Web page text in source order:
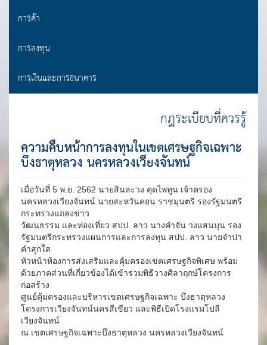
การค้า
การลงทุน
การเงินและการธนาคาร
กฎระเบียบที่ควรรู้
ความคืบหน้าการลงทุนในเขตเศรษฐกิจเฉพาะ
บึงธาตุหลวง นครหลวงเวียงจันทน์
เมื่อวันที่ 5 พ.ย. 2562 นายสินละวง คุดไพทูน เจ้าครอง
นครหลวงเวียงจันทน์ นายสะหวันคอน ราชมุนตรี รองรัฐมนตรี
กระทรวงแถลงข่าว
วัฒนธรรม และท่องเที่ยว สปป. ลาว นางคำจัน วงแสนบุน รอง
รัฐมนตรีกระทรวงแผนการและการลงทุน สปป. ลาว นายจำปา
คำสุกใส
หัวหน้าห้องการส่งเสริมและคุ้มครองเขตเศรษฐกิจพิเศษ พร้อม
ด้วยภาคส่วนที่เกี่ยวข้องได้เข้าร่วมพิธีวางศิลาฤกษ์โครงการ
ก่อสร้าง
ศูนย์คุ้มครองและบริหารเขตเศรษฐกิจเฉพาะ บึงธาตุหลวง
โครงการเวียงจันทน์นครสีเขียว และพิธีเปิดโรงแรมโปลี
เวียงจันทน์
ณ เขตเศรษฐกิจเฉพาะบึงธาตุหลวง นครหลวงเวียงจันทน์